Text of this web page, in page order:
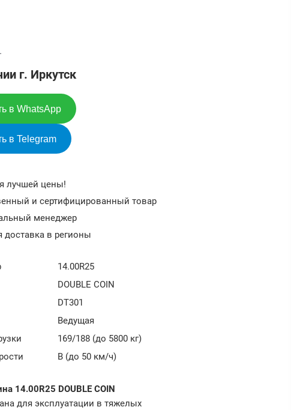
г. Иркутск
в WhatsApp
в Telegram
лучшей цены!
и сертифицированный товар
менеджер
доставка в регионы
14.00R25
DOUBLE COIN
DT301
Ведущая
169/188 (до 5800 кг)
B (до 50 км/ч)
14.00R25 DOUBLE COIN
для эксплуатации в тяжелых